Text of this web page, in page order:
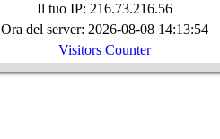
Il tuo IP: 216.73.216.56
Ora del server: 2026-08-08 14:13:54
Visitors Counter